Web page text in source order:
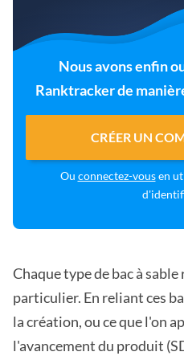
Nous avons enfin
Ranktracker de
CRÉER UN
Ou connectez-vousen
Chaque type de bac à
particulier. En reliant ces
la création, ou ce que l'on
l'avancement du produit